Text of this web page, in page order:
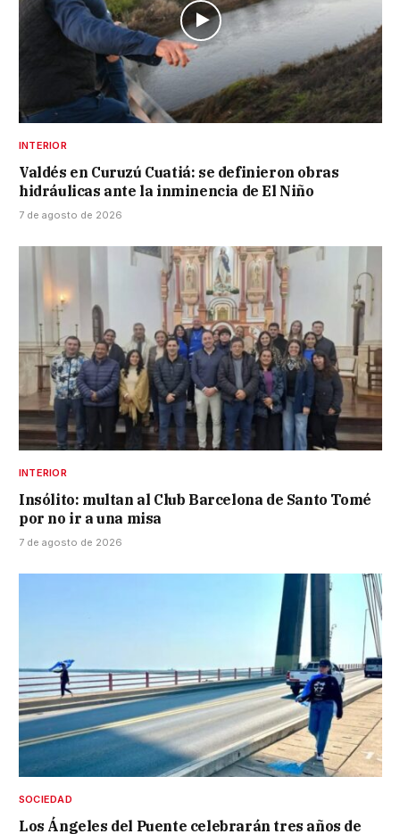
INTERIOR
Valdés en Curuzú Cuatiá: se definieron obras
hidráulicas ante la inminencia de El Niño
7 de agosto de 2026
INTERIOR
Insólito: multan al Club Barcelona de Santo Tomé
por no ir a una misa
7 de agosto de 2026
SOCIEDAD
Los Ángeles del Puente celebrarán tres años de